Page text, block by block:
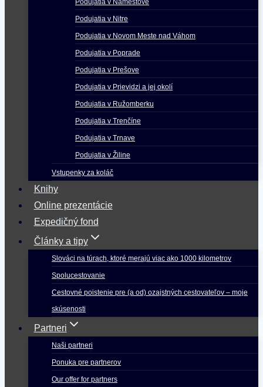
Podujatia v Námestove
Podujatia v Nitre
Podujatia v Novom Meste nad Váhom
Podujatia v Poprade
Podujatia v Prešove
Podujatia v Prievidzi a jej okolí
Podujatia v Ružomberku
Podujatia v Trenčíne
Podujatia v Trnave
Podujatia v Žiline
Vstupenky za koláč
Knihy
Online prezentácie
Expedičný fond
Články a tipy
Slováci na túrach, ktoré merajú viac ako 1000 kilometrov
Spolucestovanie
Cestovné poistenie pre (a od) ozajstných cestovateľov – moje
skúsenosti
Partneri
Naši partneri
Ponuka pre partnerov
Our offer for partners